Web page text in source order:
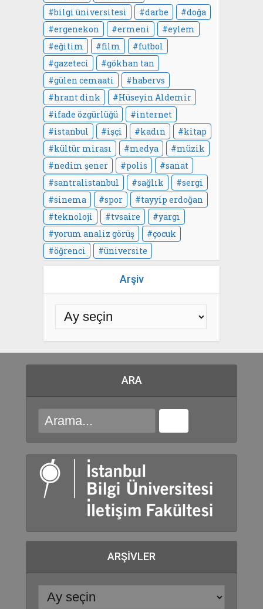
bilgi üniversitesi
darbe
doğa
ergenekon
ermeni
eylem
eğitim
film
futbol
gazeteci
gökhan tan
gülen cemaati
habervs
hrant dink
Hüseyin Aldemir
ifade özgürlüğü
internet
istanbul
işçi kadın
kitap
kültür mirası
medya
müzik
nedim şener
polis
sanat
santralistanbul
sağlık
sergi
sinema
spor
tayyip erdoğan
teknoloji
tvsaire
yargı
yorum analiz görüş
çocuk
öğrenci
üniversite
Arşiv
ARA
ARŞIVLER